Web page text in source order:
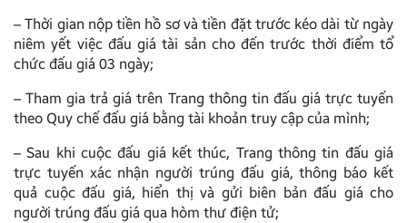
– Thời gian nộp tiền hồ sơ và tiền đặt trước kéo dài từ ngày
niêm yết việc đấu giá tài sản cho đến trước thời điểm tổ
chức đấu giá 03 ngày;
– Tham gia trả giá trên Trang thông tin đấu giá trực tuyến
theo Quy chế đấu giá bằng tài khoản truy cập của mình;
– Sau khi cuộc đấu giá kết thúc, Trang thông tin đấu giá
trực tuyến xác nhận người trúng đấu giá, thông báo kết
quả cuộc đấu giá, hiển thị và gửi biên bản đấu giá cho
người trúng đấu giá qua hòm thư điện tử;